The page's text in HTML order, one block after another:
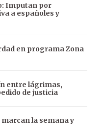
Imputan por
a españoles y
en programa Zona
entre lágrimas,
de justicia
la semana y